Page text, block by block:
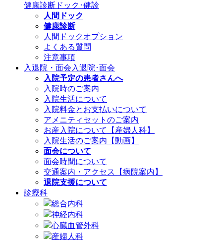
健康診断 ドック･健診
人間ドック
健康診断
人間ドックオプション
よくある質問
注意事項
入退院・面会 入退院･面会
入院予定の患者さんへ
入院時のご案内
入院生活について
入院料金とお支払いについて
アメニティセットのご案内
お産入院について【産婦人科】
入院生活のご案内【動画】
面会について
面会時間について
交通案内・アクセス【病院案内】
退院支援について
診療科
総合内科
神経内科
心臓血管外科
産婦人科